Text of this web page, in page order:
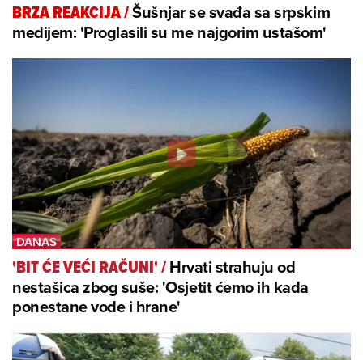
BRZA REAKCIJA/Šušnjar se svađa sa srpskim
medijem: 'Proglasili su me najgorim ustašom'
'BIT ĆE VEĆI RAČUNI'/Hrvati strahuju od
nestašica zbog suše: 'Osjetit ćemo ih kada
ponestane vode i hrane'